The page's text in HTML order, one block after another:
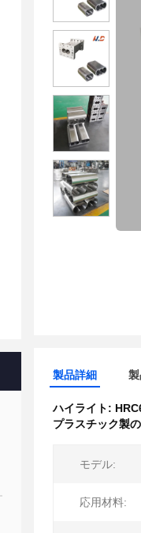
製品詳細
ハイライト:
プラスチック製
モデル:
応用材料: